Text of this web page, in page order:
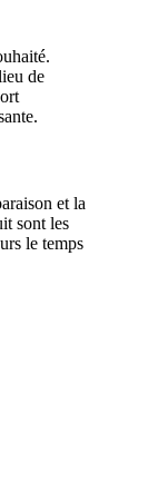
de
et la
sont les
le temps